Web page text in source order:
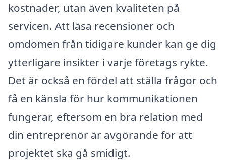
kostnader, utan även kvaliteten på
servicen. Att läsa recensioner och
omdömen från tidigare kunder kan ge dig
ytterligare insikter i varje företags rykte.
Det är också en fördel att ställa frågor och
få en känsla för hur kommunikationen
fungerar, eftersom en bra relation med
din entreprenör är avgörande för att
projektet ska gå smidigt.